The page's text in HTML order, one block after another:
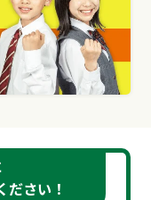
ださい！